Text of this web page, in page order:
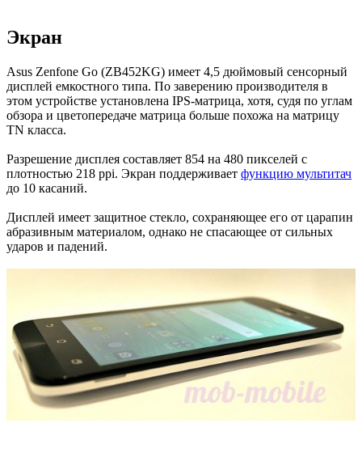
Экран
Asus Zenfone Go (ZB452KG) имеет 4,5 дюймовый сенсорный
дисплей емкостного типа. По заверению производителя в
этом устройстве установлена IPS-матрица, хотя, судя по углам
обзора и цветопередаче матрица больше похожа на матрицу
TN класса.
Разрешение дисплея составляет 854 на 480 пикселей с
плотностью 218 ppi. Экран поддерживает функцию мультитач
до 10 касаний.
Дисплей имеет защитное стекло, сохраняющее его от царапин
абразивным материалом, однако не спасающее от сильных
ударов и падений.